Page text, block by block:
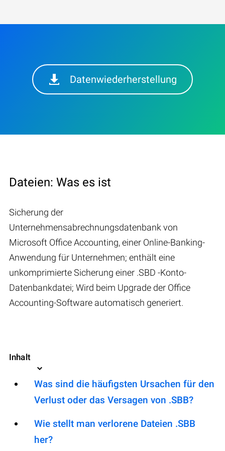
Datenwiederherstellung
Dateien: Was es ist
Sicherung der
Unternehmensabrechnungsdatenbank von
Microsoft Office Accounting, einer Online-Banking-
Anwendung für Unternehmen; enthält eine
unkomprimierte Sicherung einer .SBD -Konto-
Datenbankdatei; Wird beim Upgrade der Office
Accounting-Software automatisch generiert.
Inhalt
Was sind die häufigsten Ursachen für den
Verlust oder das Versagen von .SBB?
Wie stellt man verlorene Dateien .SBB
her?